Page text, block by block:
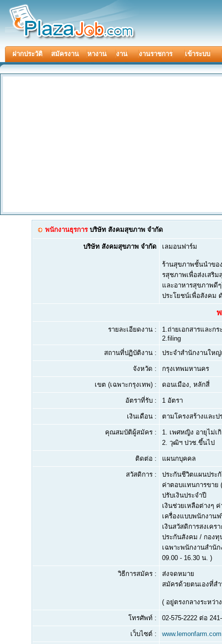
ฝากประวัติ สมัครงาน หางาน งาน งานราชการ เข้าระบบ
พนักงานธุรการบริษัท สังคมสุขภาพ จำกัด
บริษัท สังคมสุขภาพ จำกัด เลมอนฟาร์ม
ร้านสุขภาพชั้นนำขอ
รสุชภาพเพื่อส่งเสริ
และอาหารสุขภาพดี
ประโยชน์เพื่อสังคม
รายละเอียดงาน :
1.ถ่ายเอกสารและกร
2.filing
สถานที่ปฏิบัติงาน :
ประจำสำนักงานให
จังหวัด : กรุงเทพมหานคร
เขต (เฉพาะกรุงเทพ) : ดอนเมือง, หลักสี่
อัตราที่รับ : 1 อัตรา
เงินเดือน : ตามโครงสร้างและ
คุณสมบัติผู้สมัคร : 1. เพศหญิง อายุไม่เ
2. วุฒิฯ ปวช.ขึ้นไป
ติดต่อ : แผนกบุคคล
สวัสดิการ :
ประกันชีวิตแผนประ
ค่าตอบแทนการขาย
ปรับเงินประจำปี
เงินช่วยเหลือต่างๆ
เครื่องแบบพนักงาน
เงินสวัสดิการสงเคร
ประกันสังคม / กอง
เฉพาะพนักงานสำนั
09.00 - 16.30 น. )
วิธีการสมัคร :
ส่งจดหมาย
สมัครด้วยตนเองที่ส
( อยู่ตรงกลางระหว่
โทรศัพท์ : 02-575-2222 ต่อ
เว็บไซต์ : www.lemonfarm.com